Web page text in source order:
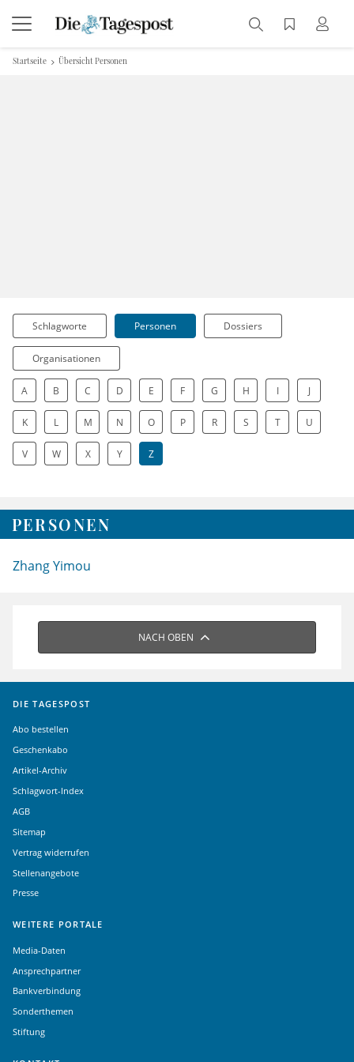
Startseite Übersicht Personen
Schlagworte Personen Dossiers
Organisationen
A B C D E F G H I J
K L M N O P R S T U
V W X Y Z
PERSONEN
Zhang Yimou
NACH OBEN
DIE TAGESPOST
Abo bestellen
Geschenkabo
Artikel-Archiv
Schlagwort-Index
AGB
Sitemap
Vertrag widerrufen
Stellenangebote
Presse
WEITERE PORTALE
Media-Daten
Ansprechpartner
Bankverbindung
Sonderthemen
Stiftung